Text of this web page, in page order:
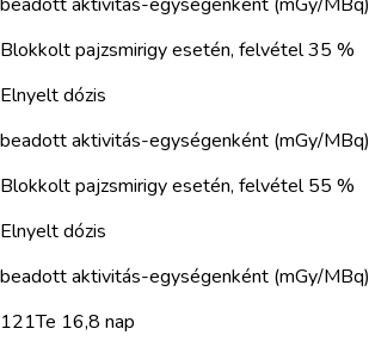
Blokkolt pajzsmirigy esetén, felvétel 35 %
Elnyelt dózis
beadott aktivitás-egységenként (mGy/MBq)
Blokkolt pajzsmirigy esetén, felvétel 55 %
Elnyelt dózis
beadott aktivitás-egységenként (mGy/MBq)
121Te 16,8 nap